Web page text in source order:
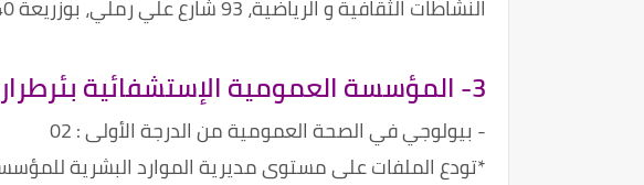
النشاطات الثقافية و الرياضية، 93 شارع علي رملي، بوزريعة 16340، الجزائر العاصمة
3- المؤسسة العمومية الإستشفائية بئرطرارية، الأبيار بالجزائر العاصمة
- بيولوجي في الصحة العمومية من الدرجة الأولى : 02
*تودع الملفات على مستوى مديرية الموارد البشرية